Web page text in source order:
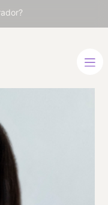
del
Castillo
Social Nest
Especialista
e